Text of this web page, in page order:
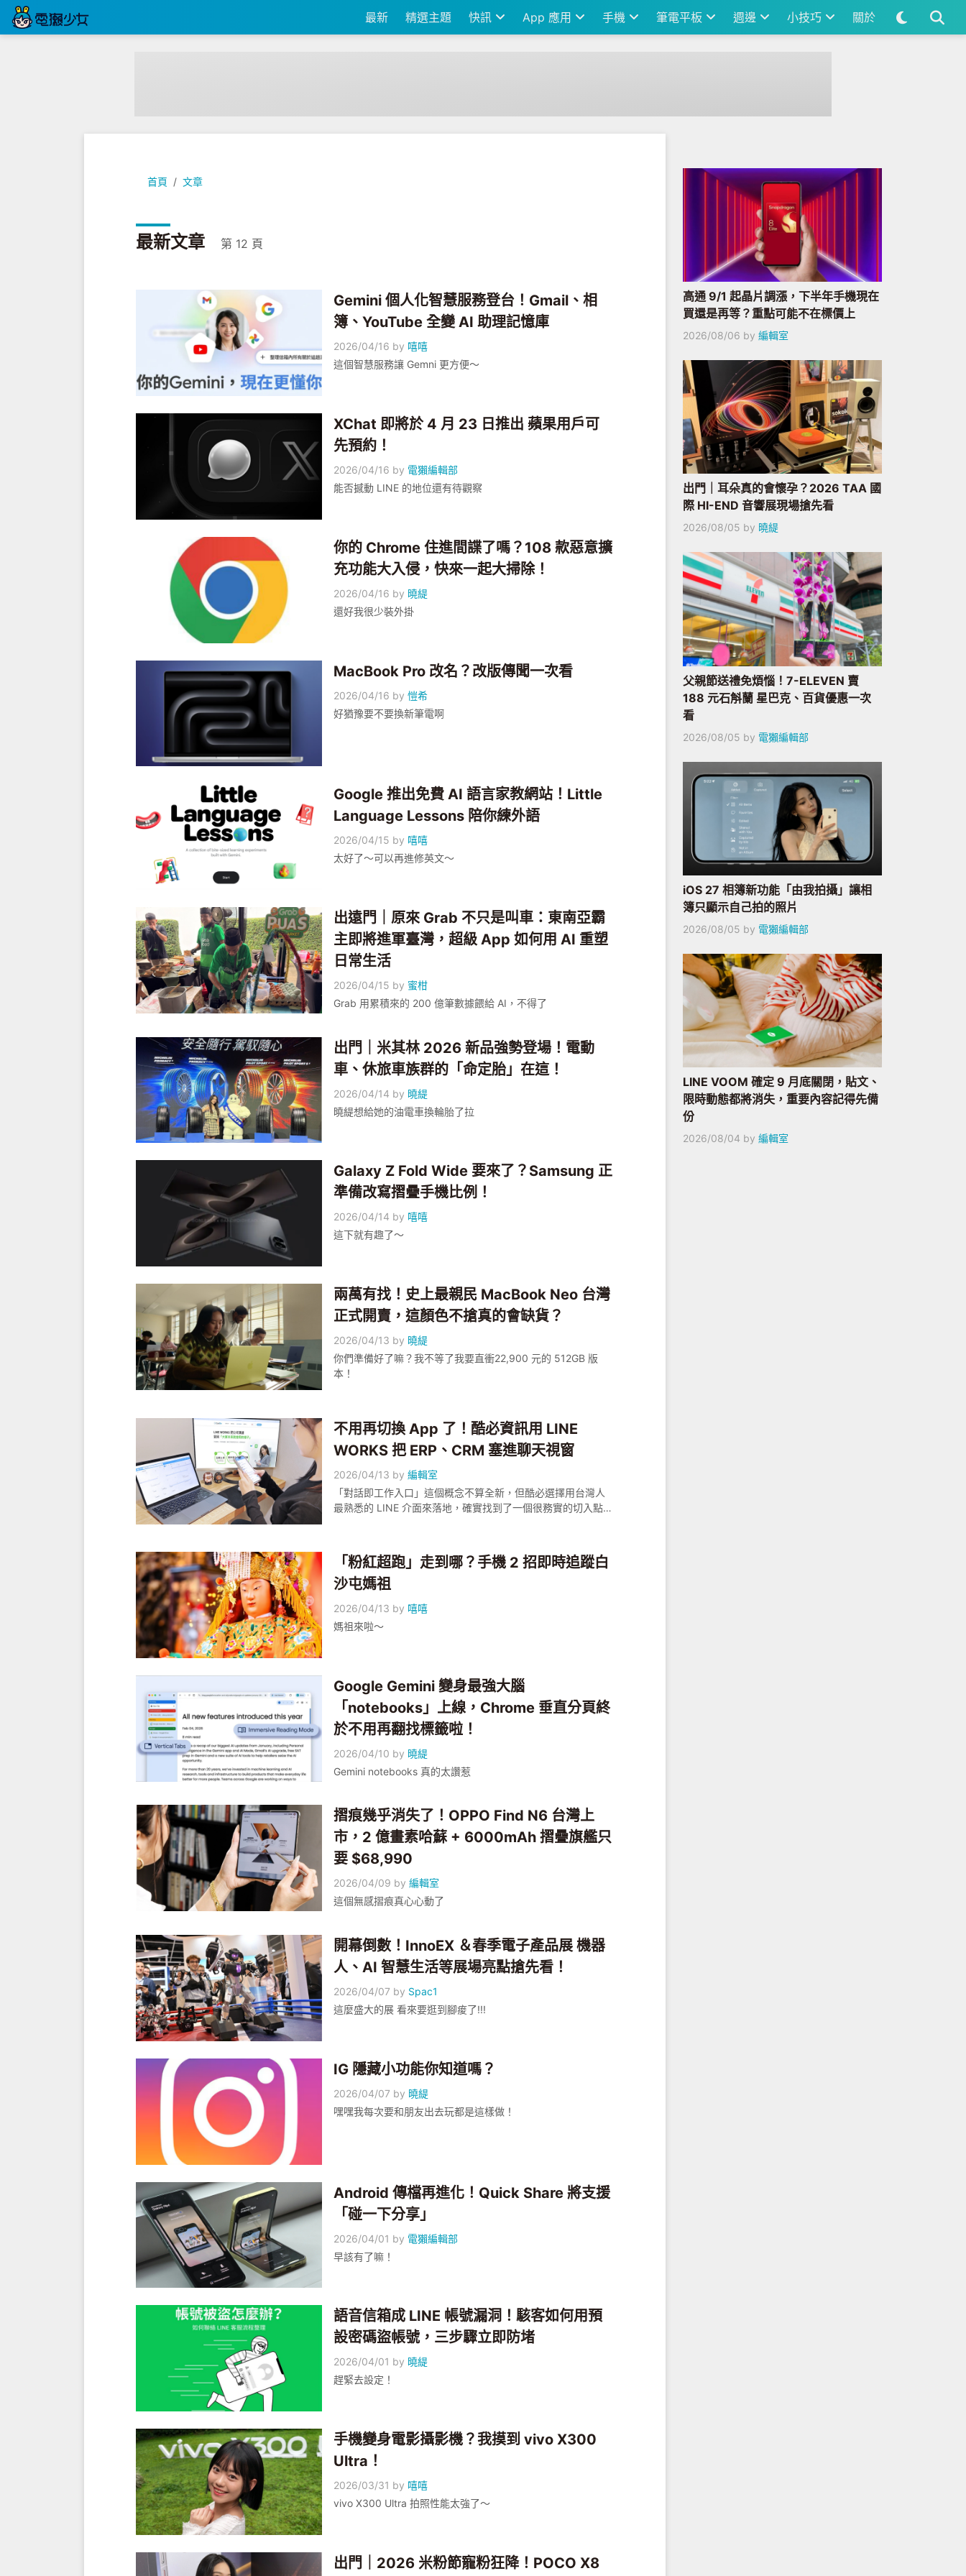
最新 精選主題 快訊 App 應用 手機 筆電平板 週邊 小技巧 關於
首頁 文章
最新文章 第 12 頁
Gemini 個人化智慧服務登台！Gmail、相
簿、YouTube 全變 AI 助理記憶庫
2026/04/16 by 嘻嘻
這個智慧服務讓 Gemni 更方便～
XChat 即將於 4 月 23 日推出 蘋果用戶可
先預約！
2026/04/16 by 電獺編輯部
能否撼動 LINE 的地位還有待觀察
你的 Chrome 住進間諜了嗎？108 款惡意擴
充功能大入侵，快來一起大掃除！
2026/04/16 by 曉緹
還好我很少裝外掛
MacBook Pro 改名？改版傳聞一次看
2026/04/16 by愷希
好猶豫要不要換新筆電啊
Google 推出免費 AI 語言家教網站！Little
Language Lessons 陪你練外語
2026/04/15 by 嘻嘻
太好了～可以再進修英文～
出遠門｜原來 Grab 不只是叫車：東南亞霸
主即將進軍臺灣，超級 App 如何用 AI 重塑
日常生活
2026/04/15 by 蜜柑
Grab 用累積來的 200 億筆數據餵給 AI，不得了
出門｜米其林 2026 新品強勢登場！電動
車、休旅車族群的「命定胎」在這！
2026/04/14 by 曉緹
曉緹想給她的油電車換輪胎了拉
Galaxy Z Fold Wide 要來了？Samsung 正
準備改寫摺疊手機比例！
2026/04/14 by 嘻嘻
這下就有趣了～
兩萬有找！史上最親民 MacBook Neo 台灣
正式開賣，這顏色不搶真的會缺貨？
2026/04/13 by 曉緹
你們準備好了嘛？我不等了我要直衝22,900 元的 512GB 版
本！
不用再切換 App 了！酷必資訊用 LINE
WORKS 把 ERP、CRM 塞進聊天視窗
2026/04/13 by編輯室
「對話即工作入口」這個概念不算全新，但酷必選擇用台灣人
最熟悉的 LINE 介面來落地，確實找到了一個很務實的切入點。
「粉紅超跑」走到哪？手機 2 招即時追蹤白
沙屯媽祖
2026/04/13 by 嘻嘻
媽祖來啦～
Google Gemini 變身最強大腦
「notebooks」上線，Chrome 垂直分頁終
於不用再翻找標籤啦！
2026/04/10 by 曉緹
Gemini notebooks 真的太讚惹
摺痕幾乎消失了！OPPO Find N6 台灣上
市，2 億畫素哈蘇 + 6000mAh 摺疊旗艦只
要 $68,990
2026/04/09 by編輯室
這個無感摺痕真心心動了
開幕倒數！InnoEX ＆春季電子產品展 機器
人、AI 智慧生活等展場亮點搶先看！
2026/04/07 by Spac1
這麼盛大的展 看來要逛到腳痠了!!!
IG 隱藏小功能你知道嗎？
2026/04/07 by 曉緹
嘿嘿我每次要和朋友出去玩都是這樣做！
Android 傳檔再進化！Quick Share 將支援
「碰一下分享」
2026/04/01 by 電獺編輯部
早該有了嘛！
語音信箱成 LINE 帳號漏洞！駭客如何用預
設密碼盜帳號，三步驟立即防堵
2026/04/01 by 曉緹
趕緊去設定！
手機變身電影攝影機？我摸到 vivo X300
Ultra！
2026/03/31 by 嘻嘻
vivo X300 Ultra 拍照性能太強了～
出門｜2026 米粉節寵粉狂降！POCO X8
高通 9/1 起晶片調漲，下半年手機現在
買還是再等？重點可能不在標價上
2026/08/06 by 編輯室
出門｜耳朵真的會懷孕？2026 TAA 國
際 HI-END 音響展現場搶先看
2026/08/05 by 曉緹
父親節送禮免煩惱！7-ELEVEN 賣
188 元石斛蘭 星巴克、百貨優惠一次
看
2026/08/05 by 電獺編輯部
iOS 27 相簿新功能「由我拍攝」讓相
簿只顯示自己拍的照片
2026/08/05 by 電獺編輯部
LINE VOOM 確定 9 月底關閉，貼文、
限時動態都將消失，重要內容記得先備
份
2026/08/04 by 編輯室